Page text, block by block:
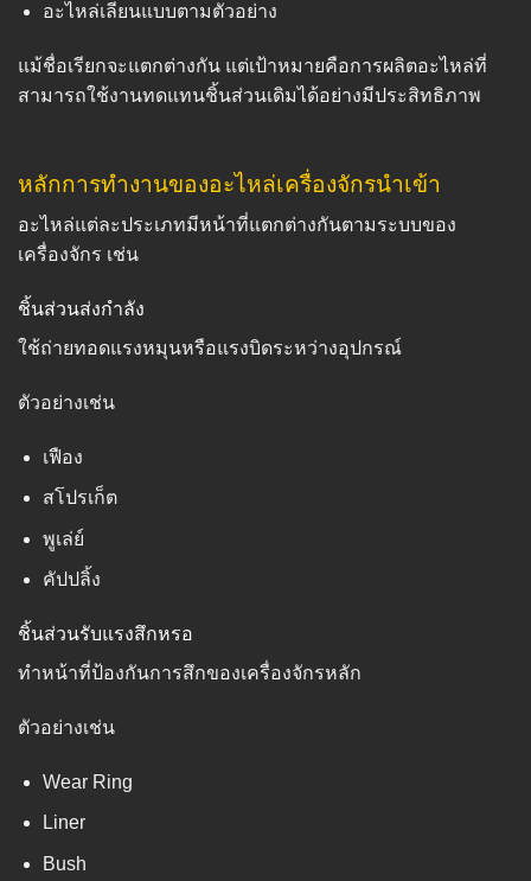
อะไหล่เลียนแบบตามตัวอย่าง
แม้ชื่อเรียกจะแตกต่างกัน แต่เป้าหมายคือการผลิตอะไหล่ที่
สามารถใช้งานทดแทนชิ้นส่วนเดิมได้อย่างมีประสิทธิภาพ
หลักการทำงานของอะไหล่เครื่องจักรนำเข้า
อะไหล่แต่ละประเภทมีหน้าที่แตกต่างกันตามระบบของ
เครื่องจักร เช่น
ชิ้นส่วนส่งกำลัง
ใช้ถ่ายทอดแรงหมุนหรือแรงบิดระหว่างอุปกรณ์
ตัวอย่างเช่น
เฟือง
สโปรเก็ต
พูเล่ย์
คัปปลิ้ง
ชิ้นส่วนรับแรงสึกหรอ
ทำหน้าที่ป้องกันการสึกของเครื่องจักรหลัก
ตัวอย่างเช่น
Wear Ring
Liner
Bush